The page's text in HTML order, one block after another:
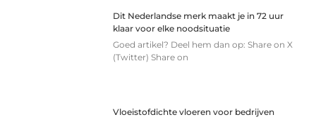
Dit Nederlandse merk maakt je in 72 uur
klaar voor elke noodsituatie
Goed artikel? Deel hem dan op: Share on X
(Twitter) Share on
Vloeistofdichte vloeren voor bedrijven